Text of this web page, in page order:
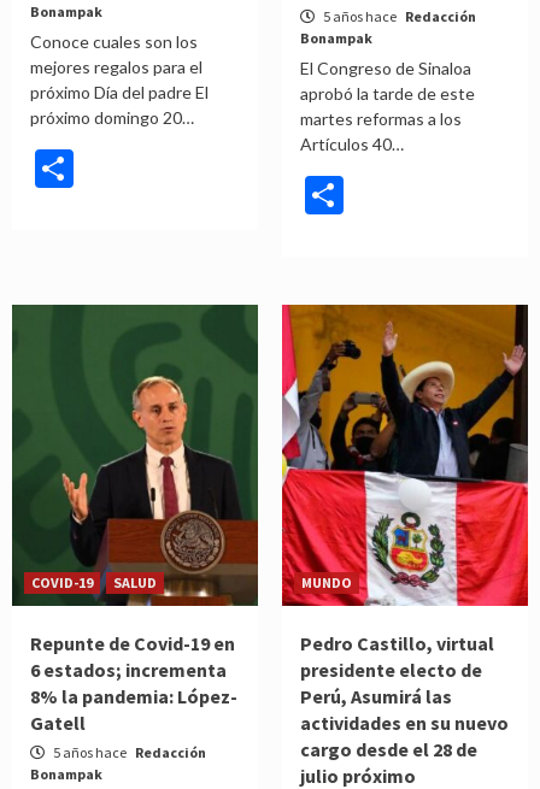
Bonampak
Conoce cuales son los
mejores regalos para el
próximo Día del padre El
próximo domingo 20…
5 años hace Redacción
Bonampak
El Congreso de Sinaloa
aprobó la tarde de este
martes reformas a los
Artículos 40…
COVID-19 SALUD
Repunte de Covid-19 en
6 estados; incrementa
8% la pandemia: López-
Gatell
5 años hace Redacción
Bonampak
MUNDO
Pedro Castillo, virtual
presidente electo de
Perú, Asumirá las
actividades en su nuevo
cargo desde el 28 de
julio próximo